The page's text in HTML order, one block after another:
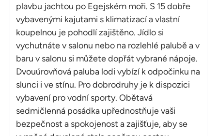
plavbu jachtou po Egejském moři. S 15 dobře
vybavenými kajutami s klimatizací a vlastní
koupelnou je pohodlí zajištěno. Jídlo si
vychutnáte v salonu nebo na rozlehlé palubě a v
baru v salonu si můžete dopřát vybrané nápoje.
Dvouúrovňová paluba lodi vybízí k odpočinku na
slunci i ve stínu. Pro dobrodruhy je k dispozici
vybavení pro vodní sporty. Obětavá
sedmičlenná posádka upřednostňuje vaši
bezpečnost a spokojenost a zajišťuje, aby se